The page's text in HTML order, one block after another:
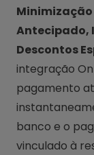
Antecipado,
Descontos
integração
pagamento
banco e o
vinculado à